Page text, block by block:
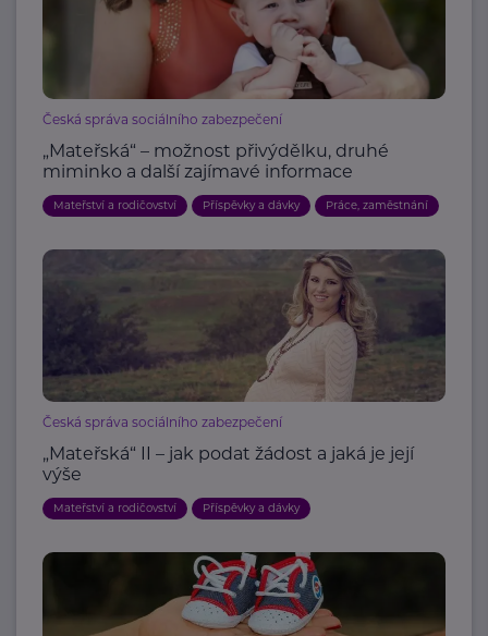
Česká správa sociálního zabezpečení
„Mateřská“ – možnost přivýdělku, druhé
miminko a další zajímavé informace
Mateřství a rodičovství Příspěvky a dávky Práce, zaměstnání
Česká správa sociálního zabezpečení
„Mateřská“ II – jak podat žádost a jaká je její
výše
Mateřství a rodičovství Příspěvky a dávky